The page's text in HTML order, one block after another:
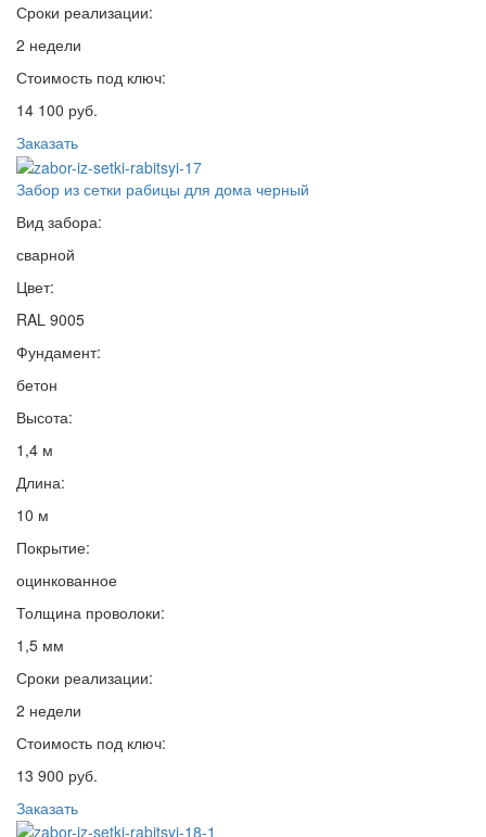
Сроки реализации:
2 недели
Стоимость под ключ:
14 100 руб.
Заказать
Забор из сетки рабицы для дома черный
Вид забора:
сварной
Цвет:
RAL 9005
Фундамент:
бетон
Высота:
1,4 м
Длина:
10 м
Покрытие:
оцинкованное
Толщина проволоки:
1,5 мм
Сроки реализации:
2 недели
Стоимость под ключ:
13 900 руб.
Заказать